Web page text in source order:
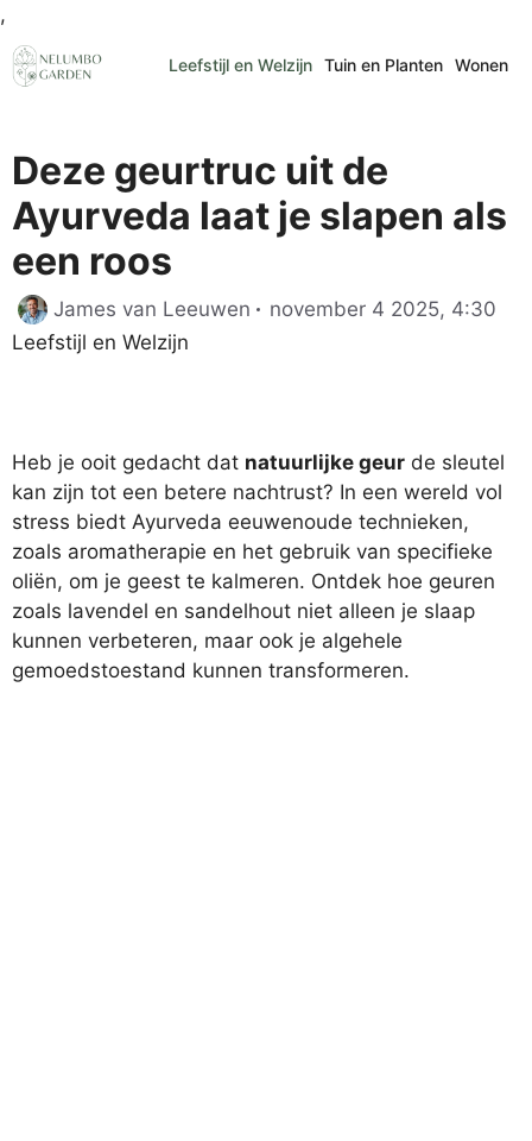
,
naar
de
Leefstijl en Welzijn Tuin en Planten Wonen
Deze geurtruc uit de
Ayurveda laat je slapen als
een roos
James van Leeuwen november 4 2025, 4:30
Leefstijl en Welzijn
Heb je ooit gedacht dat natuurlijke geur de sleutel
kan zijn tot een betere nachtrust? In een wereld vol
stress biedt Ayurveda eeuwenoude technieken,
zoals aromatherapie en het gebruik van specifieke
oliën, om je geest te kalmeren. Ontdek hoe geuren
zoals lavendel en sandelhout niet alleen je slaap
kunnen verbeteren, maar ook je algehele
gemoedstoestand kunnen transformeren.